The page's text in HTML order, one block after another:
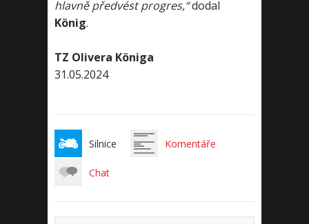
hlavně předvést progres,“dodal
König.
TZ Olivera Königa
31.05.2024
Silnice Komentáře
Chat